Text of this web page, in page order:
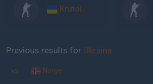
Krutoi
Previous results for Ukraina
vs. Norge